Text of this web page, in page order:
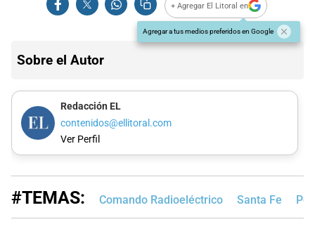
+ Agregar El Litoral en
Agregar a tus medios preferidos en Google
Sobre el Autor
Redacción EL
contenidos@ellitoral.com
Ver Perfil
#TEMAS: Comando Radioeléctrico Santa Fe